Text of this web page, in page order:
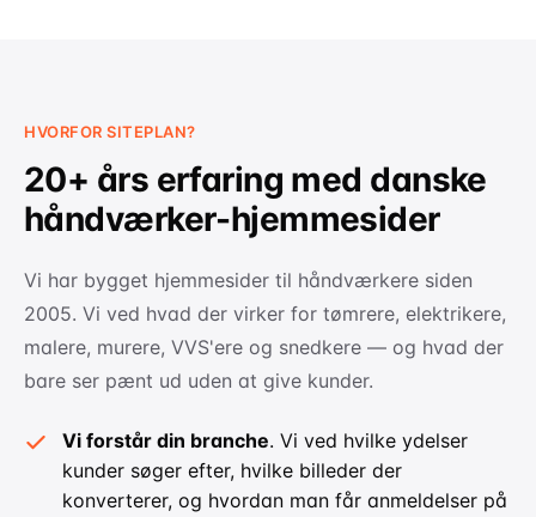
HVORFOR SITEPLAN?
20+ års erfaring med danske
håndværker-hjemmesider
Vi har bygget hjemmesider til håndværkere siden
2005. Vi ved hvad der virker for tømrere, elektrikere,
malere, murere, VVS'ere og snedkere — og hvad der
bare ser pænt ud uden at give kunder.
Vi forstår din branche. Vi ved hvilke ydelser
kunder søger efter, hvilke billeder der
konverterer, og hvordan man får anmeldelser på